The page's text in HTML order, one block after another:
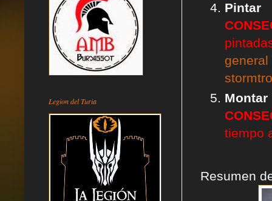
tiempo
Resumen
Legion del Turia